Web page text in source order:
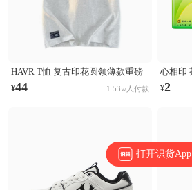
HAVR T恤 复古印花圆领薄款重磅
纯棉短袖T恤 21A2201T923 白花灰
¥44 1.53w人付款
心相印
码
¥2
打开识货App